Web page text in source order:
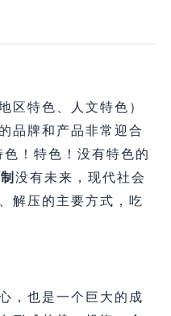
区特色、人文特色）
品牌和产品非常迎合
！特色！没有特色的
没有未来，现代社会
解压的主要方式，吃
，也是一个巨大的成